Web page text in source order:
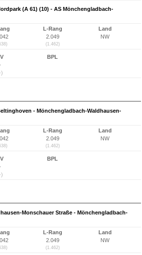
(A 61) (10) - AS Mönchengladbach-
L-Rang
2.049
(1.462)
Land
NW
)
BPL
- Mönchengladbach-Waldhausen-
L-Rang
2.049
(1.462)
Land
NW
)
BPL
Monschauer Straße - Mönchengladbach-
L-Rang
2.049
(1.462)
Land
NW